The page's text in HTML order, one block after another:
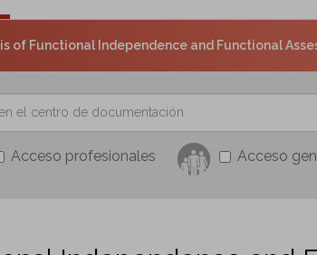
Independence and Functional Assessment Measure
Acceso profesionales Acceso